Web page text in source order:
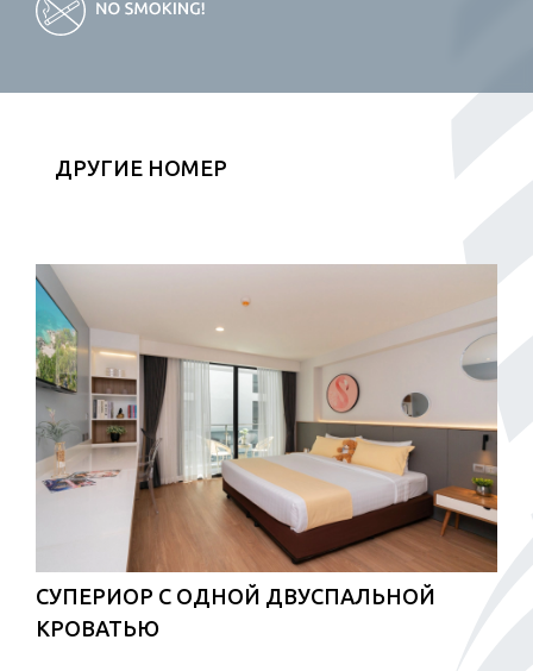
ДРУГИЕ НОМЕР
СУПЕРИОР С ОДНОЙ ДВУСПАЛЬНОЙ
КРОВАТЬЮ